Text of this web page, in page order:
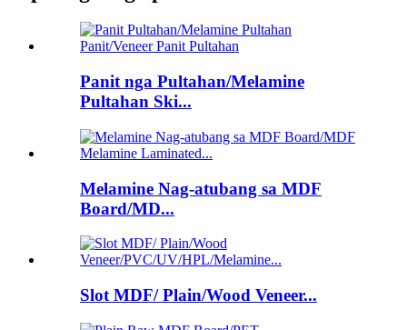
Panit nga Pultahan/Melamine
Pultahan Ski...
Melamine Nag-atubang sa MDF
Board/MD...
Slot MDF/ Plain/Wood Veneer...